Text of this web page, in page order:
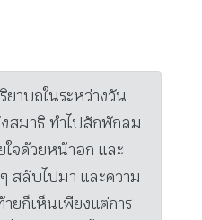
าบถในระหว่างวัน
สมาธิ ทำไปสักพักลม
จด้วยหน้าอก และ
สลับไปมา และความ
ยก็เห็นเพียงแต่การ